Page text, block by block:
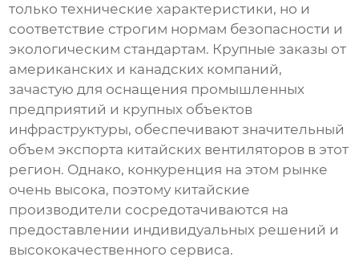
только технические характеристики, но и
соответствие строгим нормам безопасности и
экологическим стандартам. Крупные заказы от
американских и канадских компаний,
зачастую для оснащения промышленных
предприятий и крупных объектов
инфраструктуры, обеспечивают значительный
объем экспорта китайских вентиляторов в этот
регион. Однако, конкуренция на этом рынке
очень высока, поэтому китайские
производители сосредотачиваются на
предоставлении индивидуальных решений и
высококачественного сервиса.